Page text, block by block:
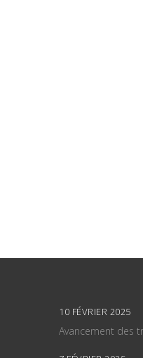
10 FÉVRIER 2025
Avancement des